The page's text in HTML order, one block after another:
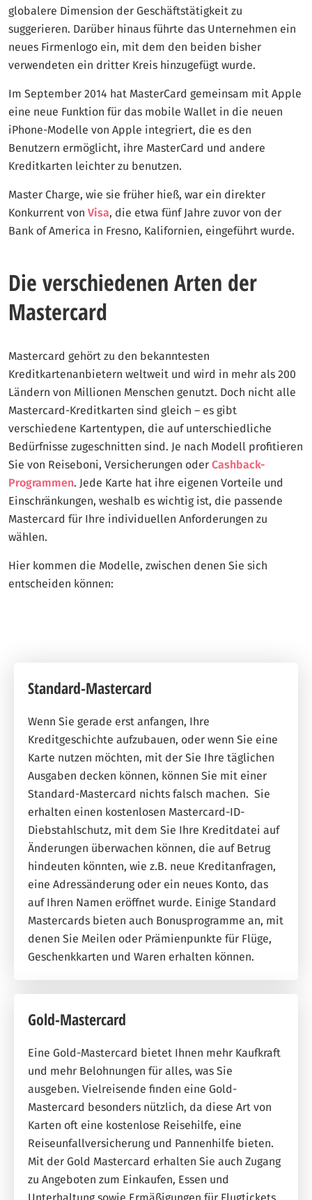
globalere Dimension der Geschäftstätigkeit zu
suggerieren. Darüber hinaus führte das Unternehmen ein
neues Firmenlogo ein, mit dem den beiden bisher
verwendeten ein dritter Kreis hinzugefügt wurde.
Im September 2014 hat MasterCard gemeinsam mit Apple
eine neue Funktion für das mobile Wallet in die neuen
iPhone-Modelle von Apple integriert, die es den
Benutzern ermöglicht, ihre MasterCard und andere
Kreditkarten leichter zu benutzen.
Master Charge, wie sie früher hieß, war ein direkter
Konkurrent von Visa, die etwa fünf Jahre zuvor von der
Bank of America in Fresno, Kalifornien, eingeführt wurde.
Die verschiedenen Arten der
Mastercard
Mastercard gehört zu den bekanntesten
Kreditkartenanbietern weltweit und wird in mehr als 200
Ländern von Millionen Menschen genutzt. Doch nicht alle
Mastercard-Kreditkarten sind gleich – es gibt
verschiedene Kartentypen, die auf unterschiedliche
Bedürfnisse zugeschnitten sind. Je nach Modell profitieren
Sie von Reiseboni, Versicherungen oder Cashback-
Programmen. Jede Karte hat ihre eigenen Vorteile und
Einschränkungen, weshalb es wichtig ist, die passende
Mastercard für Ihre individuellen Anforderungen zu
wählen.
Hier kommen die Modelle, zwischen denen Sie sich
entscheiden können:
Standard-Mastercard
Wenn Sie gerade erst anfangen, Ihre
Kreditgeschichte aufzubauen, oder wenn Sie eine
Karte nutzen möchten, mit der Sie Ihre täglichen
Ausgaben decken können, können Sie mit einer
Standard-Mastercard nichts falsch machen. Sie
erhalten einen kostenlosen Mastercard-ID-
Diebstahlschutz, mit dem Sie Ihre Kreditdatei auf
Änderungen überwachen können, die auf Betrug
hindeuten könnten, wie z.B. neue Kreditanfragen,
eine Adressänderung oder ein neues Konto, das
auf Ihren Namen eröffnet wurde. Einige Standard
Mastercards bieten auch Bonusprogramme an, mit
denen Sie Meilen oder Prämienpunkte für Flüge,
Geschenkkarten und Waren erhalten können.
Gold-Mastercard
Eine Gold-Mastercard bietet Ihnen mehr Kaufkraft
und mehr Belohnungen für alles, was Sie
ausgeben. Vielreisende finden eine Gold-
Mastercard besonders nützlich, da diese Art von
Karten oft eine kostenlose Reisehilfe, eine
Reiseunfallversicherung und Pannenhilfe bieten.
Mit der Gold Mastercard erhalten Sie auch Zugang
zu Angeboten zum Einkaufen, Essen und
Unterhaltung sowie Ermäßigungen für Flugtickets,